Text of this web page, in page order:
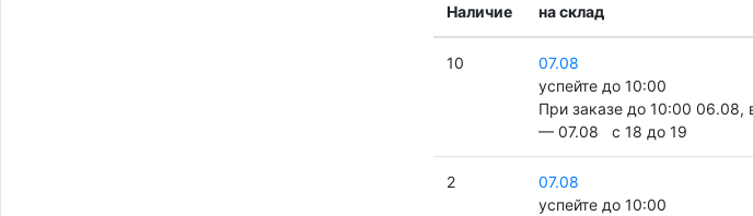
Наличие
на склад
10
07.08
успейте до 10:00
При заказе до 10:00 06.08,
— 07.08 c 18 до 19
2
07.08
успейте до 10:00